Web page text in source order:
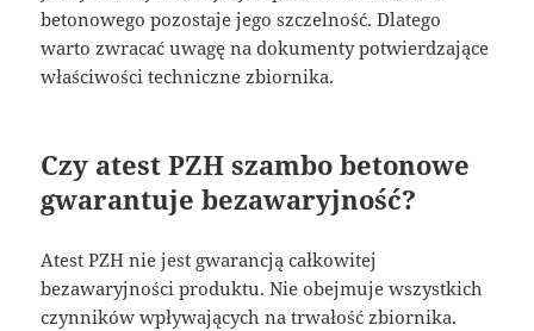
betonowego pozostaje jego szczelność. Dlatego
warto zwracać uwagę na dokumenty potwierdzające
właściwości techniczne zbiornika.
Czy atest PZH szambo betonowe
gwarantuje bezawaryjność?
Atest PZH nie jest gwarancją całkowitej
bezawaryjności produktu. Nie obejmuje wszystkich
czynników wpływających na trwałość zbiornika.